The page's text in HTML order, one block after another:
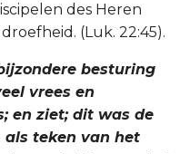
des Heren
(Luk. 22:45).
besturing
vrees en
en ziet; dit was de
als teken van het